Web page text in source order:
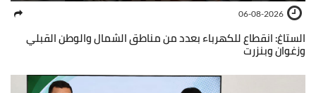
06-08-2026
الستاغ: انقطاع للكهرباء بعدد من مناطق الشمال والوطن القبلي
وزغوان وبنزرت